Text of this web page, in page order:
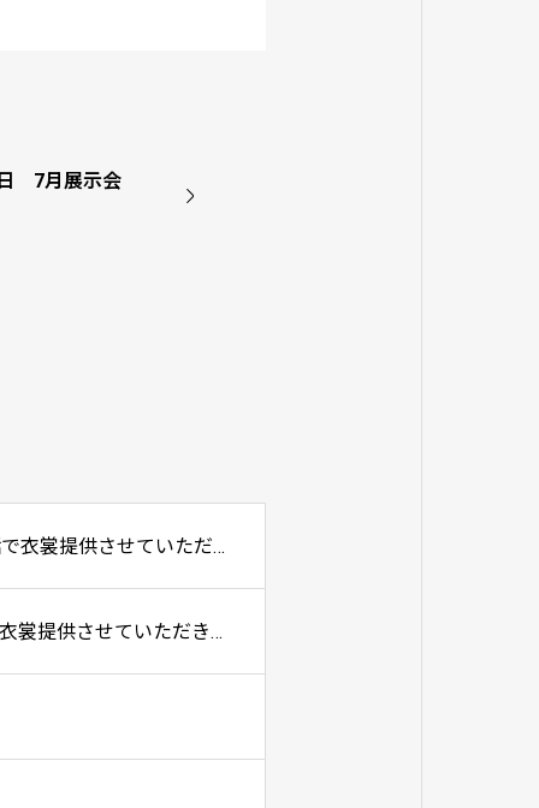
7月展示会
テレビ東京 月曜23時6分 「夫を殺したはずなのに」 4話で衣裳提供させていただきました。
フジテレビ毎週火曜よる9時、「さよならノワール」第4話に衣裳提供させていただきました。